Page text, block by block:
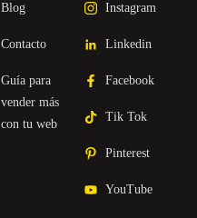
Blog
Contacto
Guía para
vender más
con tu web
Instagram
Linkedin
Facebook
Tik Tok
Pinterest
YouTube